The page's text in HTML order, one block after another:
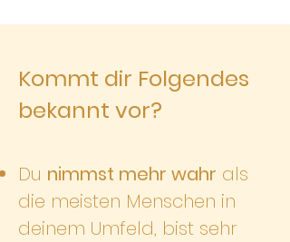
Kommt dir Folgendes
bekannt vor?
Du nimmst mehr wahr als
die meisten Menschen in
deinem Umfeld, bist sehr